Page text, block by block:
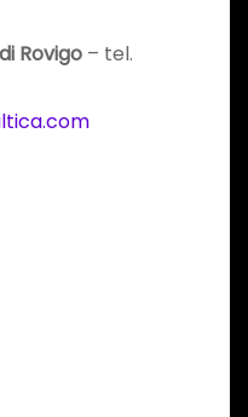
Rovigo– tel.